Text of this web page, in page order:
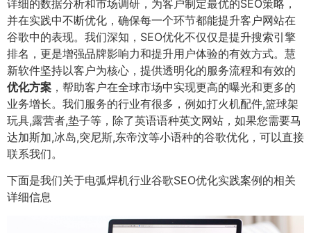
详细的数据分析和市场调研，为客户制定最优的SEO策略，
并在实践中不断优化，确保每一个环节都能提升客户网站在
谷歌中的表现。我们深知，SEO优化不仅仅是提升搜索引擎
排名，更是增强品牌影响力和提升用户体验的有效方式。慧
新软件坚持以客户为核心，提供透明化的服务流程和有效的
优化方案 ，帮助客户在全球市场中实现更高的曝光和更多的
业务增长。我们服务的行业有很多，例如打火机配件,篮球架
玩具,露营者,垫子等，除了英语语种英文网站，如果您需要马
达加斯加,冰岛,突尼斯,东帝汶等小语种的谷歌优化，可以直接
联系我们。
下面是我们关于电弧焊机行业谷歌SEO优化实践案例的相关
详细信息